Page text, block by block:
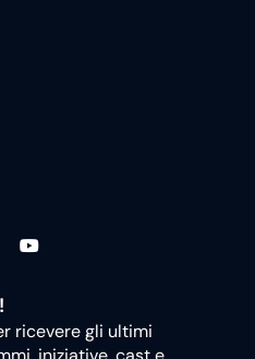
ricevere gli ultimi